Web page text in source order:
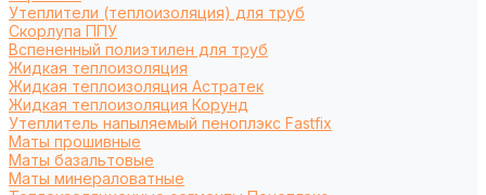
Утеплители (теплоизоляция) для труб
Cкорлупа ППУ
Вспененный полиэтилен для труб
Жидкая теплоизоляция
Жидкая теплоизоляция Астратек
Жидкая теплоизоляция Корунд
Утеплитель напыляемый пеноплэкс Fastfix
Маты прошивные
Маты базальтовые
Маты минераловатные